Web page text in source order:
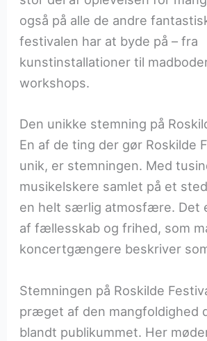
også på alle de andre
festivalen har at byde på – fra
kunstinstallationer til
workshops.
Den unikke stemning på
En af de ting der gør Roskilde
unik, er stemningen. Med
musikelskere samlet på et
en helt særlig atmosfære. Det
af fællesskab og frihed, som
koncertgængere beskriver
Stemningen på Roskilde
præget af den mangfoldighed
blandt publikummet. Her